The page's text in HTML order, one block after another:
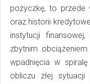
pożyczkę, to przede
oraz historii
instytucji
zbytnim
wpadnięcia w
obliczu złej